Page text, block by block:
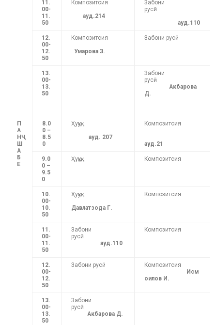
11.
00-
11.
50
Композитсия
ауд.214
Забони
русӣ
ауд.110
12.
00-
12.
50
Композитсия
Умарова З.
Забони русӣ
13.
00-
13.
50
Забони
русӣ
Акбарова
Д.
П
А
НҶ
Ш
А
Б
Е
8.0
0 –
8.5
0
Ҳуқуқ
ауд. 207
Композитсия
ауд.21
9.0
0 –
9.5
0
Ҳуқуқ Композитсия
10.
00-
10.
50
Ҳуқуқ
Давлатзода Г.
Композитсия
11.
00-
11.
50
Забони
русӣ
ауд.110
Композитсия
12.
00-
12.
50
Забони русӣ
Композитсия
Исм
оилов И.
13.
00-
13.
50
Забони
русӣ
Акбарова Д.